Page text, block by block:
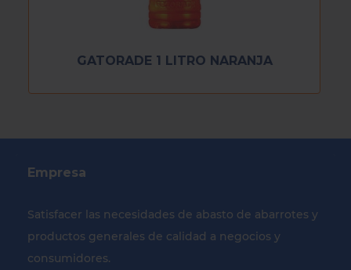
GATORADE 1 LITRO NARANJA
Empresa
Satisfacer las necesidades de abasto de abarrotes y
productos generales de calidad a negocios y
consumidores.